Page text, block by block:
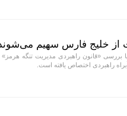
خلیج فارس سهیم
بررسی «قانون راهبردی مدیریت تنگه
راهبردی اختصاص یافته است.